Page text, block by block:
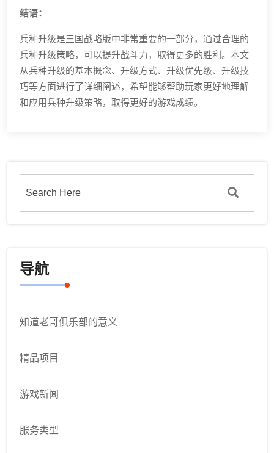
结语：
兵种升级是三国战略版中非常重要的一部分，通过合理的
兵种升级策略，可以提升战斗力，取得更多的胜利。本文
从兵种升级的基本概念、升级方式、升级优先级、升级技
巧等方面进行了详细阐述，希望能够帮助玩家更好地理解
和应用兵种升级策略，取得更好的游戏成绩。
导航
知道老哥俱乐部的意义
精品项目
游戏新闻
服务类型